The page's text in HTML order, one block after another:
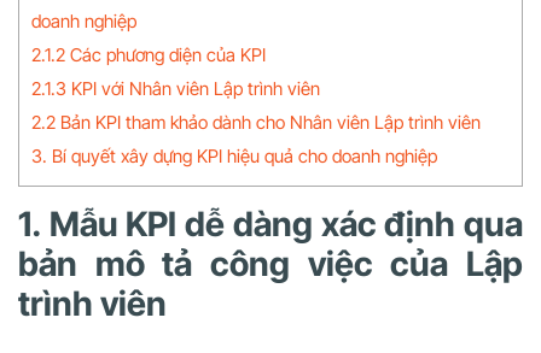
doanh nghiệp
2.1.2 Các phương diện của KPI
2.1.3 KPI với Nhân viên Lập trình viên
2.2 Bản KPI tham khảo dành cho Nhân viên Lập trình viên
3. Bí quyết xây dựng KPI hiệu quả cho doanh nghiệp
1. Mẫu KPI dễ dàng xác định qua
bản mô tả công việc của Lập
trình viên